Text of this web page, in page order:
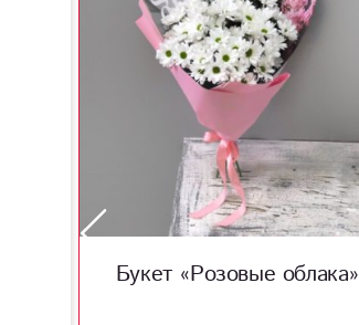
Букет «Розовые облака»